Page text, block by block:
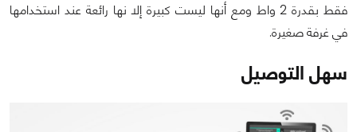
فقط بقدرة 2 واط ومع أنها ليست كبيرة إلا نها رائعة عند استخدامها
في غرفة صغيرة.
سهل التوصيل